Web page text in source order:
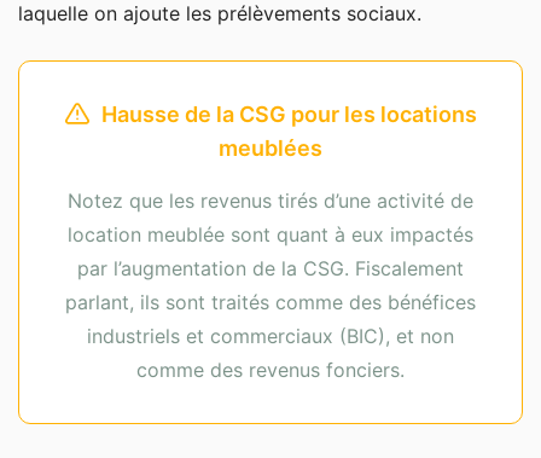
laquelle on ajoute les prélèvements sociaux.
Hausse de la CSG pour les locations
meublées
Notez que les revenus tirés d’une activité de
location meublée sont quant à eux impactés
par l’augmentation de la CSG. Fiscalement
parlant, ils sont traités comme des bénéfices
industriels et commerciaux (BIC), et non
comme des revenus fonciers.